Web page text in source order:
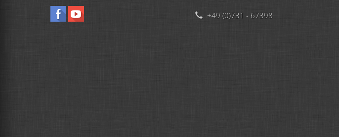
+49 (0)731 - 67398